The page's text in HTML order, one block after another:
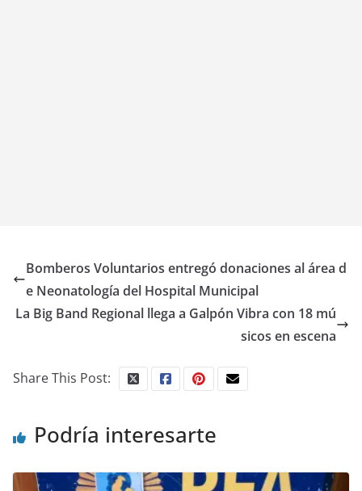
Bomberos Voluntarios entregó donaciones al área d
e Neonatología del Hospital Municipal
La Big Band Regional llega a Galpón Vibra con 18 mú
sicos en escena
Share This Post:
Podría interesarte